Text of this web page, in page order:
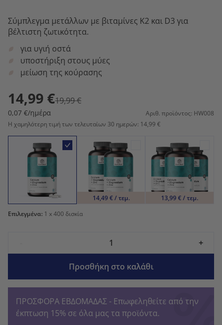
Σύμπλεγμα μετάλλων με βιταμίνες K2 και D3 για
βέλτιστη ζωτικότητα.
για υγιή οστά
υποστήριξη στους μύες
μείωση της κούρασης
14,99 €19,99 €
0,07 €/ημέρα
Αριθ. προϊόντος: HW008
Η χαμηλότερη τιμή των τελευταίων 30 ημερών: 14,99 €
14,49 € / τεμ.
13,99 € / τεμ.
Επιλεγμένα: 1 x 400 δισκία
+
Προσθήκη στο καλάθι
ΠΡΟΣΦΟΡΑ ΕΒΔΟΜΑΔΑΣ - Επωφεληθείτε από την
έκπτωση 15% σε όλα μας τα προϊόντα.